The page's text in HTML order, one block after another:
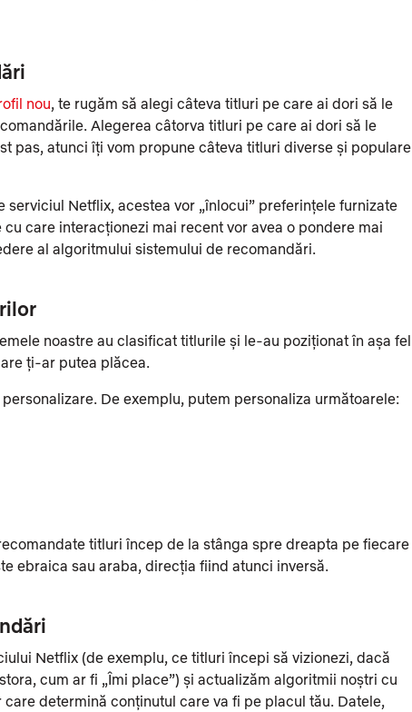
nou, te rugăm să alegi câteva titluri pe care ai dori să le
Alegerea câtorva titluri pe care ai dori să le
pas, atunci îți vom propune câteva titluri diverse și populare
Netflix, acestea vor „înlocui” preferințele furnizate
care interacționezi mai recent vor avea o pondere mai
al algoritmului sistemului de recomandări.
noastre au clasificat titlurile și le-au poziționat în așa fel
ți-ar putea plăcea.
De exemplu, putem personaliza următoarele:
titluri încep de la stânga spre dreapta pe fiecare
ebraica sau araba, direcția fiind atunci inversă.
Netflix (de exemplu, ce titluri începi să vizionezi, dacă
cum ar fi „Îmi place”) și actualizăm algoritmii noștri cu
determină conținutul care va fi pe placul tău. Datele,